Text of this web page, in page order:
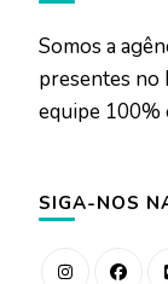
Somos a
presentes no
equipe 100%
SIGA-NOS